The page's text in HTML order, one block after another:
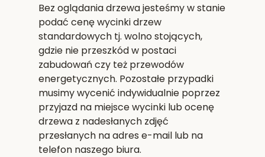
Bez oglądania drzewa jesteśmy w stanie
podać cenę wycinki drzew
standardowych tj. wolno stojących,
gdzie nie przeszkód w postaci
zabudowań czy też przewodów
energetycznych. Pozostałe przypadki
musimy wycenić indywidualnie poprzez
przyjazd na miejsce wycinki lub ocenę
drzewa z nadesłanych zdjęć
przesłanych na adres e-mail lub na
telefon naszego biura.